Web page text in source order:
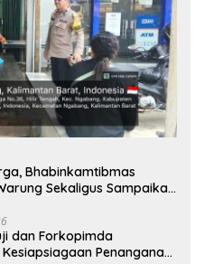
Bhabinkamtibmas
Sekaligus Sampaikan
dan Forkopimda
Penanganan